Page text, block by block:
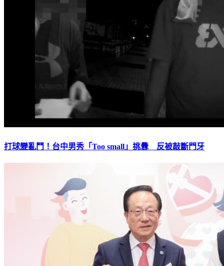
打球變亂鬥！台中男秀「Too small」挑釁 反被敲斷門牙